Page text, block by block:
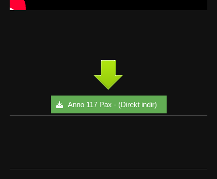
Anno 117 Pax - (Direkt indir)